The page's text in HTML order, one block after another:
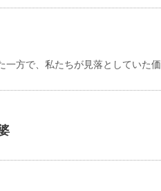
方で、私たちが見落としていた価